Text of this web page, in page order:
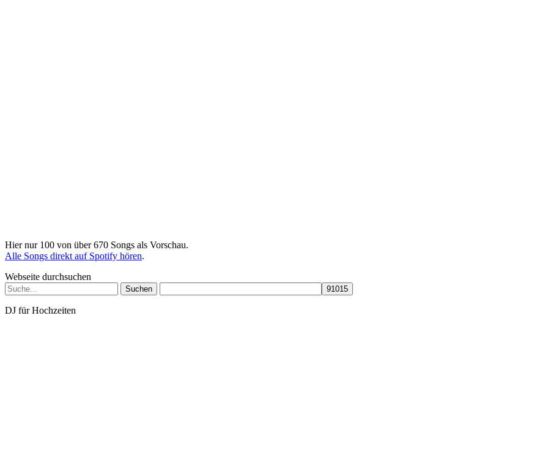
Hier nur 100 von über 670 Songs als Vorschau.
Alle Songs direkt auf Spotify hören.
Webseite durchsuchen
Suchen
nach:
DJ für Hochzeiten